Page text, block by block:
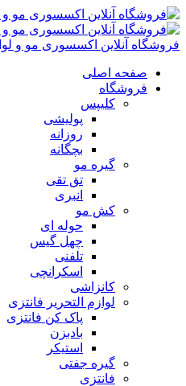
فروشگاه آنلاین اکسسوری مو و
صفحه اصلی
فروشگاه
کلیپس
پولیشی
روزانه
بچگانه
گیره مو
تق تقی
انبری
کش مو
حوله ای
چهل گیس
تلفنی
اسکرانچی
کانزاشی
لوازم التحریر فانتزی
پاک کن فانتزی
بادبزن
استیکر
گیره جفتی
فانتزی